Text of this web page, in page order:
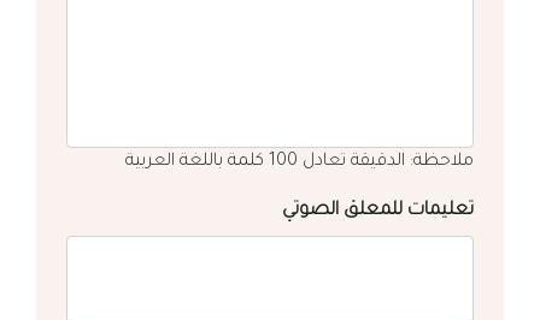
ملاحظة: الدقيقة تعادل 100 كلمة باللغة العربية
تعليمات للمعلق الصوتي